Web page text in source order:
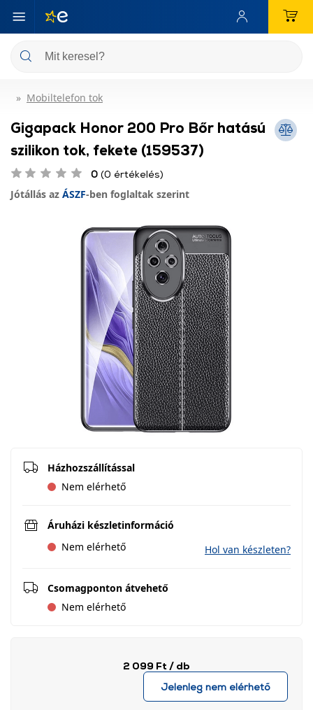
Mobiltelefon tok
Gigapack Honor 200 Pro Bőr hatású
szilikon tok, fekete (159537)
0 (0 értékelés)
Jótállás az ÁSZF-ben foglaltak szerint
Házhozszállítással
Nem elérhető
Áruházi készletinformáció
Nem elérhető
Hol van készleten?
Csomagponton átvehető
Nem elérhető
2 099 Ft / db
Jelenleg nem elérhető